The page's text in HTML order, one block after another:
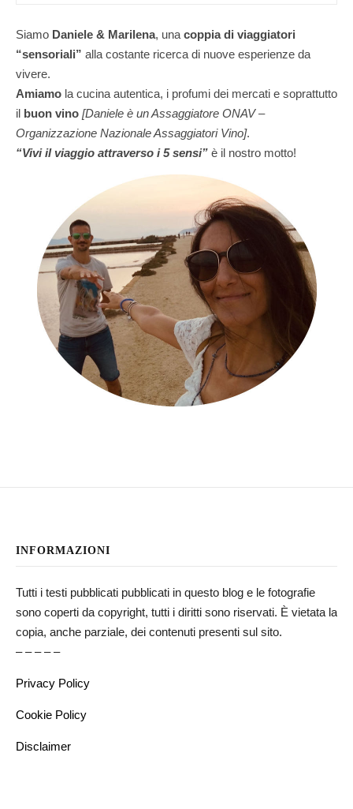
Siamo Daniele & Marilena, una coppia di viaggiatori
“sensoriali” alla costante ricerca di nuove esperienze da
vivere.
Amiamo la cucina autentica, i profumi dei mercati e soprattutto
il buon vino [Daniele è un Assaggiatore ONAV –
Organizzazione Nazionale Assaggiatori Vino].
“Vivi il viaggio attraverso i 5 sensi” è il nostro motto!
INFORMAZIONI
Tutti i testi pubblicati pubblicati in questo blog e le fotografie
sono coperti da copyright, tutti i diritti sono riservati. È vietata la
copia, anche parziale, dei contenuti presenti sul sito.
– – – – –
Privacy Policy
Cookie Policy
Disclaimer